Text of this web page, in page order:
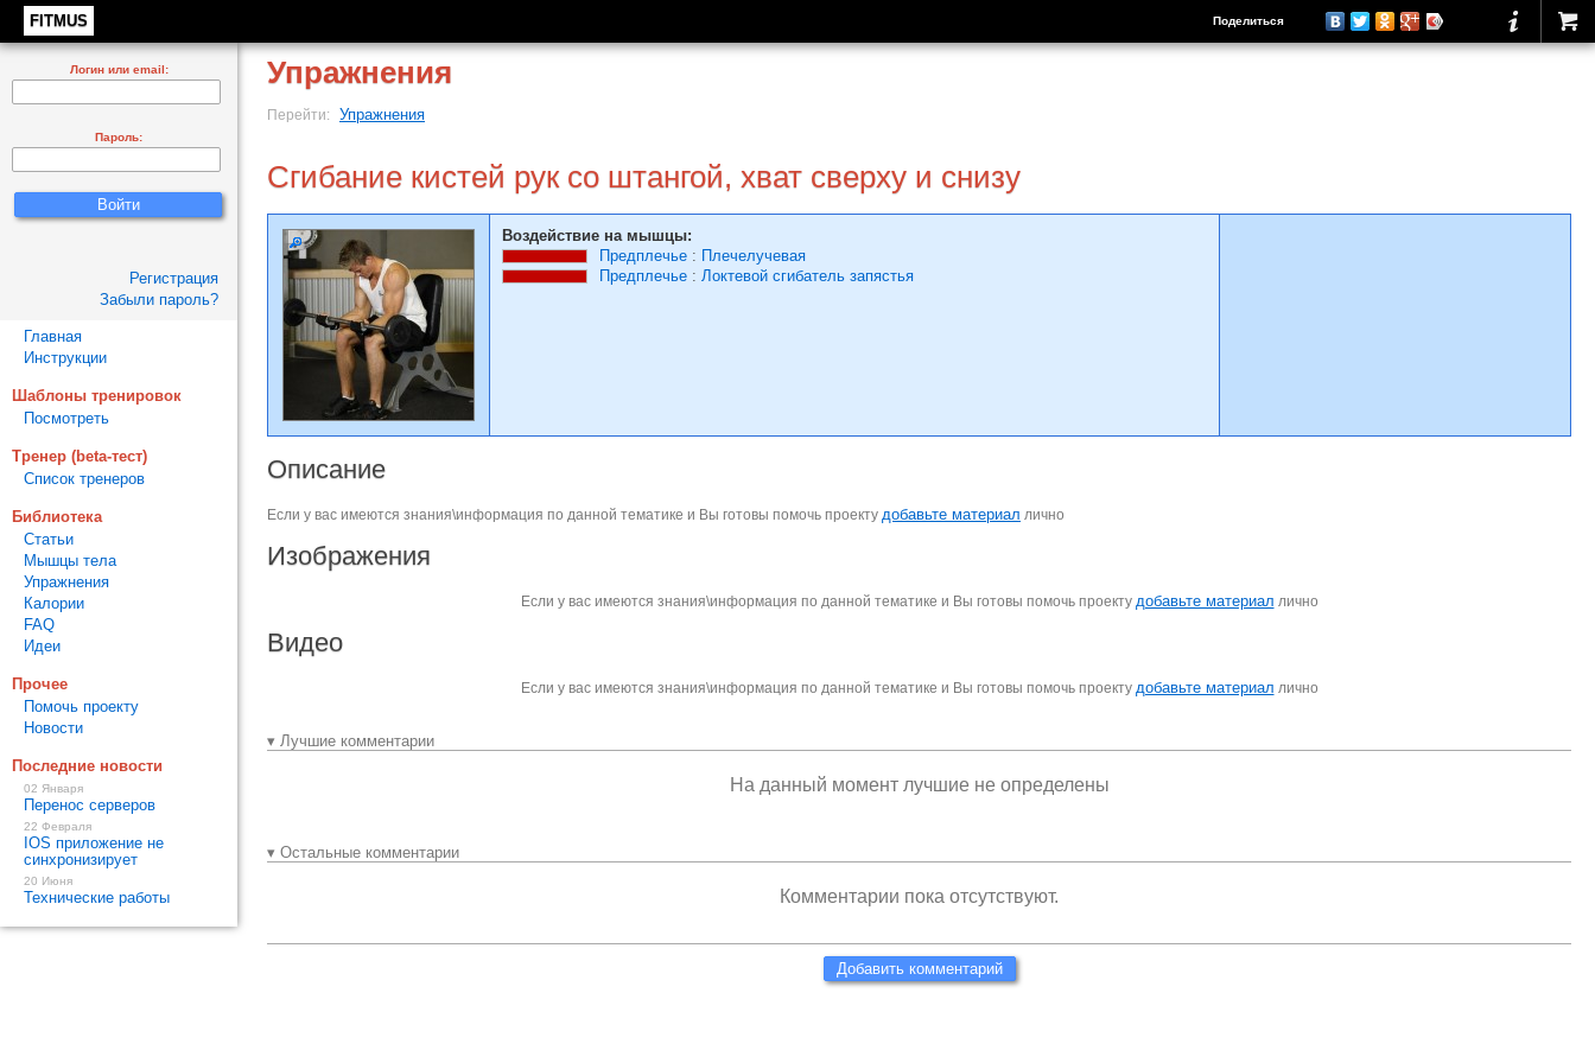
FITMUS Поделиться
Упражнения
Перейти: Упражнения
Сгибание кистей рук со штангой, хват сверху и снизу
Воздействие на мышцы:
Предплечье : Плечелучевая
Предплечье : Локтевой сгибатель запястья
Описание
Если у вас имеются знания\информация по данной тематике и Вы готовы помочь проекту добавьте материал лично
Изображения
Если у вас имеются знания\информация по данной тематике и Вы готовы помочь проекту добавьте материал лично
Видео
Если у вас имеются знания\информация по данной тематике и Вы готовы помочь проекту добавьте материал лично
▾ Лучшие комментарии
На данный момент лучшие не определены
▾ Остальные комментарии
Комментарии пока отсутствуют.
Добавить комментарий
Логин или email:
Пароль:
Регистрация
Забыли пароль?
Главная
Инструкции
Шаблоны тренировок
Посмотреть
Тренер (beta-тест)
Список тренеров
Библиотека
Статьи
Мышцы тела
Упражнения
Калории
FAQ
Идеи
Прочее
Помочь проекту
Новости
Последние новости
02 Января
Перенос серверов
22 Февраля
IOS приложение не
синхронизирует
20 Июня
Технические работы